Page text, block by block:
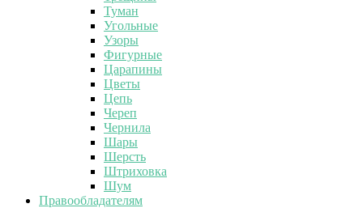
Туман
Угольные
Узоры
Фигурные
Царапины
Цветы
Цепь
Череп
Чернила
Шары
Шерсть
Штриховка
Шум
Правообладателям